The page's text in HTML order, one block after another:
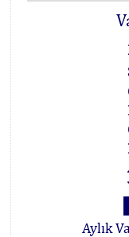
Aylık